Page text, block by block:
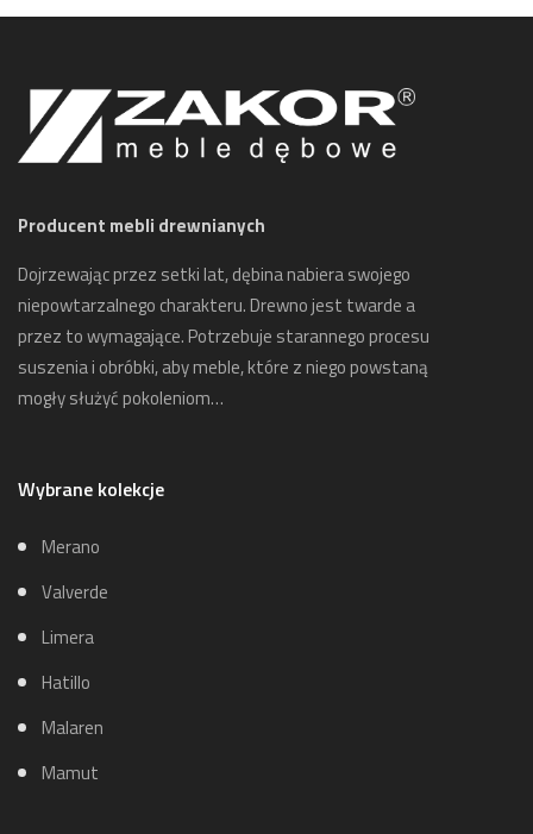
Producent mebli drewnianych
Dojrzewając przez setki lat, dębina nabiera swojego
niepowtarzalnego charakteru. Drewno jest twarde a
przez to wymagające. Potrzebuje starannego procesu
suszenia i obróbki, aby meble, które z niego powstaną
mogły służyć pokoleniom…
Wybrane kolekcje
Merano
Valverde
Limera
Hatillo
Malaren
Mamut